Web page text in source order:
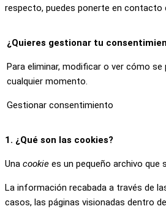
respecto, puedes ponerte en
¿Quieres gestionar tu
Para eliminar, modificar o ver cómo
cualquier momento.
Gestionar consentimiento
1. ¿Qué son las cookies?
Una cookie es un pequeño archivo
La información recabada a través de
casos, las páginas visionadas dentro